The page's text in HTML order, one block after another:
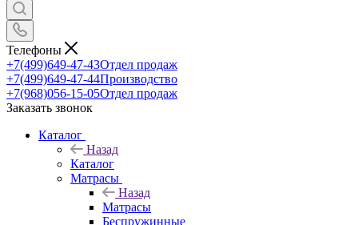
Телефоны
+7(499)649-47-43Отдел продаж
+7(499)649-47-44Производство
+7(968)056-15-05Отдел продаж
Заказать звонок
Каталог
Назад
Каталог
Матрасы
Назад
Матрасы
Беспружинные